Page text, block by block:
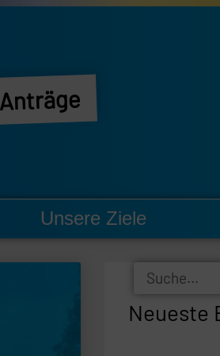
Anträge
Unsere Ziele
Suche
Neueste